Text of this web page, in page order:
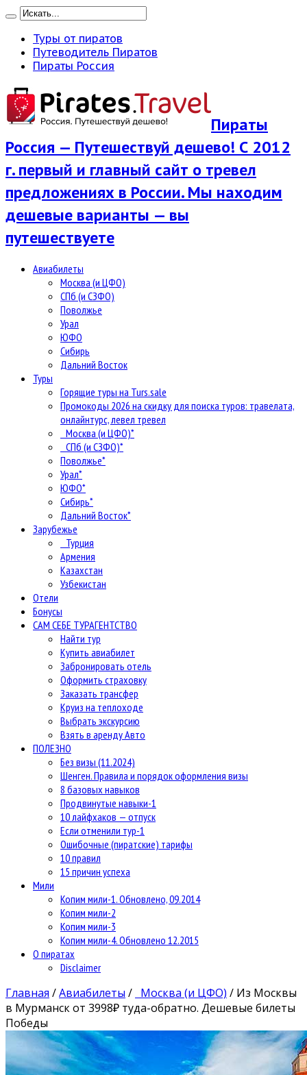
Туры от пиратов
Путеводитель Пиратов
Пираты Россия
Пираты
Россия — Путешествуй дешево! С 2012
г. первый и главный сайт о тревел
предложениях в России. Мы находим
дешевые варианты — вы
путешествуете
Авиабилеты
Москва (и ЦФО)
СПб (и СЗФО)
Поволжье
Урал
ЮФО
Сибирь
Дальний Восток
Туры
Горящие туры на Turs.sale
Промокоды 2026 на скидку для поиска туров: травелата,
онлайнтурс, левел тревел
Москва (и ЦФО)*
СПб (и СЗФО)*
Поволжье*
Урал*
ЮФО*
Сибирь*
Дальний Восток*
Зарубежье
Турция
Армения
Казахстан
Узбекистан
Отели
Бонусы
САМ СЕБЕ ТУРАГЕНТСТВО
Найти тур
Купить авиабилет
Забронировать отель
Оформить страховку
Заказать трансфер
Круиз на теплоходе
Выбрать экскурсию
Взять в аренду Авто
ПОЛЕЗНО
Без визы (11.2024)
Шенген. Правила и порядок оформления визы
8 базовых навыков
Продвинутые навыки-1
10 лайфхаков — отпуск
Если отменили тур-1
Ошибочные (пиратские) тарифы
10 правил
15 причин успеха
Мили
Копим мили-1. Обновлено, 09.2014
Копим мили-2
Копим мили-3
Копим мили-4. Обновлено 12.2015
О пиратах
Disclaimer
Главная /Авиабилеты / Москва (и ЦФО) / Из Москвы
в Мурманск от 3998₽ туда-обратно. Дешевые билеты
Победы